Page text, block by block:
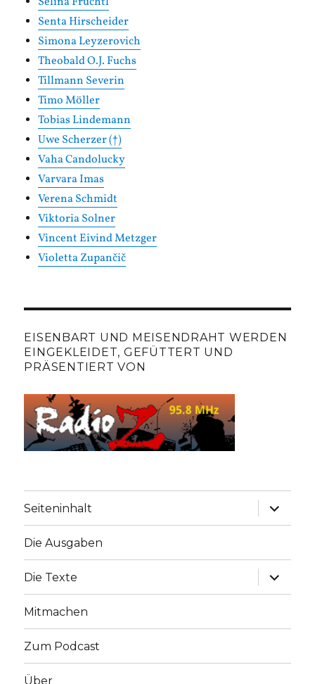
Senta Hirscheider
Simona Leyzerovich
Theobald O.J. Fuchs
Tillmann Severin
Timo Möller
Tobias Lindemann
Uwe Scherzer (†)
Vaha Candolucky
Varvara Imas
Verena Schmidt
Viktoria Solner
Vincent Eivind Metzger
Violetta Zupančič
EISENBART UND MEISENDRAHT WERDEN
EINGEKLEIDET, GEFÜTTERT UND
PRÄSENTIERT VON
Seiteninhalt
Die Ausgaben
Die Texte
Mitmachen
Zum Podcast
Über